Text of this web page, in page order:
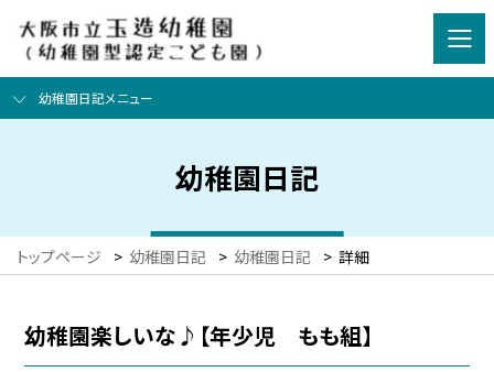
幼稚園日記メニュー
幼稚園日記
トップページ > 幼稚園日記 > 幼稚園日記 > 詳細
幼稚園楽しいな♪【年少児 もも組】